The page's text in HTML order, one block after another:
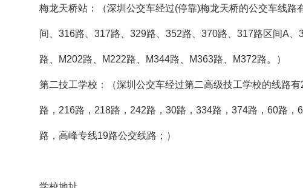
梅龙天桥站：（深圳公交车经过(停靠)梅龙天桥的公交车线路
间、316路、317路、329路、352路、370路、317路区间A
路、M202路、M222路、M344路、M363路、M372路。）
第二技工学校：（深圳公交车经过第二高级技工学校的线路
路，216路，218路，242路，30路，334路，374路，60路，
路，高峰专线19路公交线路；）